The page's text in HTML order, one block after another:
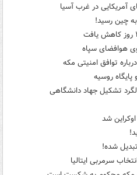
آمریکایی در غرب آسیا
چین رسید!
هوافضای سپاه
توافق امنیتی مکه
روسیه
تشکیل جهاد دانشگاهی
شد
شده!
سرمربی ایتالیا